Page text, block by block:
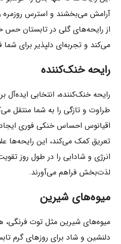
آرامش می‌بخشند و استرس روزمره
از رایحه‌های گلی در تابستان حس
می‌کند و تجربه‌ای دلپذیر برای
رایحه خنک‌کننده
رایحه خنک‌کننده، انتخابی
طراوت و تازگی را به شما منتقل
اقیانوس احساس خنکی فوری
تعریق کمک می‌کند، این رایحه‌ها
انرژی و شادابی را در طول روز
لذت‌بخش فراهم می‌آورند.
میوه‌های شیرین
میوه‌های شیرین مثل توت فرنگی،
دلنشین و شاد برای روزهای گرم